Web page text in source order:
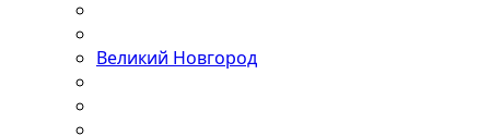
Великий Новгород